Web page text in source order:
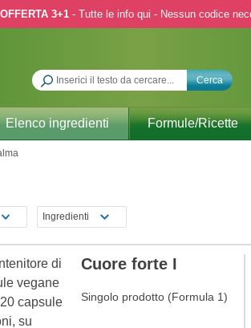
OFFERTA 3+1- Tutte le info qui - Nessun codice
Cerca
Elenco ingredienti Formule/Ricette
Ingredienti
Cuore forte I
Singolo prodotto (Formula 1)